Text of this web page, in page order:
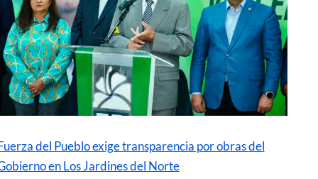
del Pueblo exige transparencia por obras del
en Los Jardines del Norte